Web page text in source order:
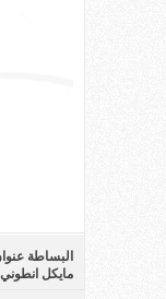
البساطة
مايكل انطوني